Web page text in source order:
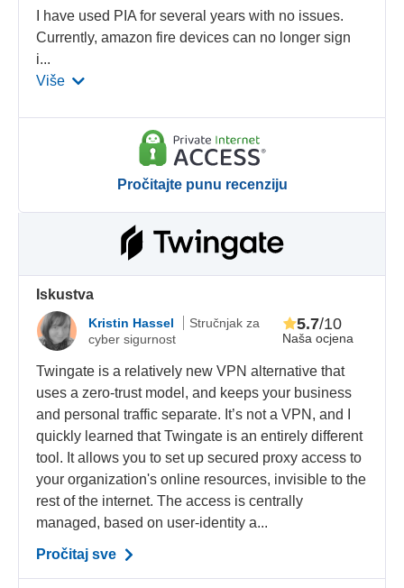
I have used PIA for several years with no issues.
Currently, amazon fire devices can no longer sign
i...
Više
Pročitajte punu recenziju
Iskustva
Kristin Hassel
Stručnjak za
cyber sigurnost
Naša ocjena
5.7/10
Twingate is a relatively new VPN alternative that
uses a zero-trust model, and keeps your business
and personal traffic separate. It’s not a VPN, and I
quickly learned that Twingate is an entirely different
tool. It allows you to set up secured proxy access to
your organization's online resources, invisible to the
rest of the internet. The access is centrally
managed, based on user-identity a...
Pročitaj sve